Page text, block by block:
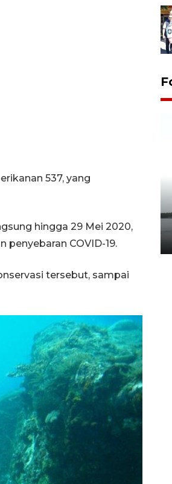
537, yang
hingga 29 Mei 2020,
COVID-19.
tersebut, sampai
Tinggi
2025 9:27 WIB